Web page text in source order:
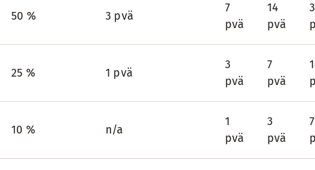
50 % 3 pvä
7
pvä
14
pvä
25 % 1 pvä
3
pvä
7
pvä
10 % n/a
1
pvä
3
pvä
7